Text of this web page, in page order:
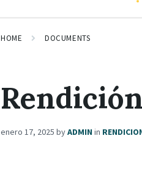
HOME DOCUMENTS
enero 17, 2025byADMIN in